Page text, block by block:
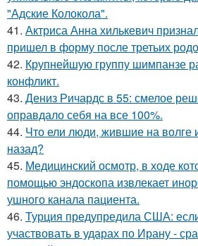
"Адские Колокола".
41. Актриса Анна хилькевич
пришел в форму после третьих
42. Крупнейшую группу шимпанзе
конфликт.
43. Дениз Ричардс в 55: смелое
оправдало себя на все 100%.
44. Что ели люди, жившие на волге
назад?
45. Медицинский осмотр, в ходе
помощью эндоскопа извлекает
ушного канала пациента.
46. Турция предупредила США:
участвовать в ударах по Ирану -